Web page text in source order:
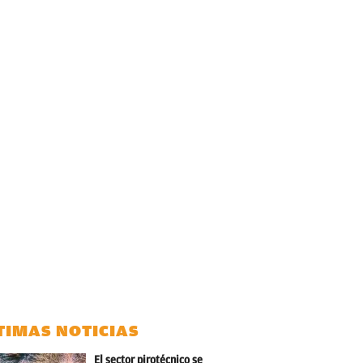
NOTICIAS
El sector pirotécnico se